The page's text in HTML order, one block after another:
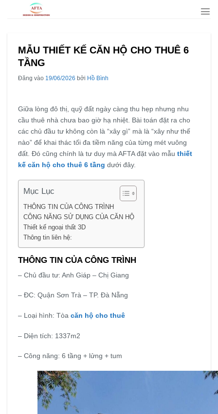
MẪU THIẾT KẾ CĂN HỘ CHO THUÊ 6
TẦNG
Đăng vào 19/06/2026 bởi Hồ Bình
Giữa lòng đô thị, quỹ đất ngày càng thu hẹp nhưng nhu
cầu thuê nhà chưa bao giờ hạ nhiệt. Bài toán đặt ra cho
các chủ đầu tư không còn là “xây gì” mà là “xây như thế
nào” để khai thác tối đa tiềm năng của từng mét vuông
đất. Đó cũng chính là tư duy mà AFTA đặt vào mẫu thiết
kế căn hộ cho thuê 6 tầng dưới đây.
Mục Lục
THÔNG TIN CỦA CÔNG TRÌNH
CÔNG NĂNG SỬ DỤNG CỦA CĂN HỘ
Thiết kế ngoại thất 3D
Thông tin liên hệ:
THÔNG TIN CỦA CÔNG TRÌNH
– Chủ đầu tư: Anh Giáp – Chị Giang
– ĐC: Quận Sơn Trà – TP. Đà Nẵng
– Loại hình: Tòa căn hộ cho thuê
– Diện tích: 1337m2
– Công năng: 6 tầng + lửng + tum